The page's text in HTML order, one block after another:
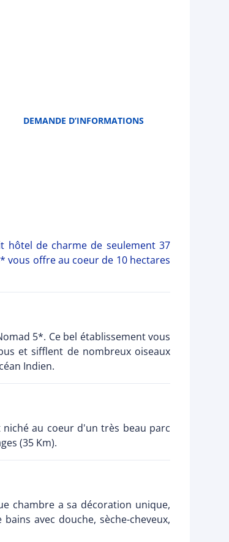
DEMANDE D’INFORMATIONS
hôtel de charme de seulement 37
vous offre au coeur de 10 hectares
5*. Ce bel établissement vous
et sifflent de nombreux oiseaux
Indien.
au coeur d'un très beau parc
(35 Km).
chambre a sa décoration unique,
avec douche, sèche-cheveux,